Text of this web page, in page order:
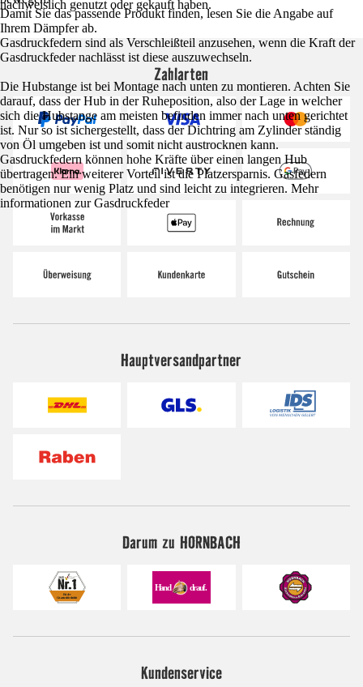
Damit Sie das passende Produkt finden, lesen Sie die Angabe auf
Ihrem Dämpfer ab.
Gasdruckfedern sind als Verschleißteil anzusehen, wenn die Kraft der
Gasdruckfeder nachlässt ist diese auszuwechseln.
Die Hubstange ist bei Montage nach unten zu montieren. Achten Sie
darauf, dass der Hub in der Ruheposition, also der Lage in welcher
sich die Hubstange am meisten befinden immer nach unten gerichtet
ist. Nur so ist sichergestellt, dass der Dichtring am Zylinder ständig
von Öl umgeben ist und somit nicht austrocknen kann.
Gasdruckfedern können hohe Kräfte über einen langen Hub
übertragen. Ein weiterer Vorteil ist die Platzersparnis. Gasfedern
benötigen nur wenig Platz und sind leicht zu integrieren. Mehr
informationen zur Gasdruckfeder
nachweislich genutzt oder gekauft haben.
Zahlarten
Hauptversandpartner
Darum zu HORNBACH
Kundenservice